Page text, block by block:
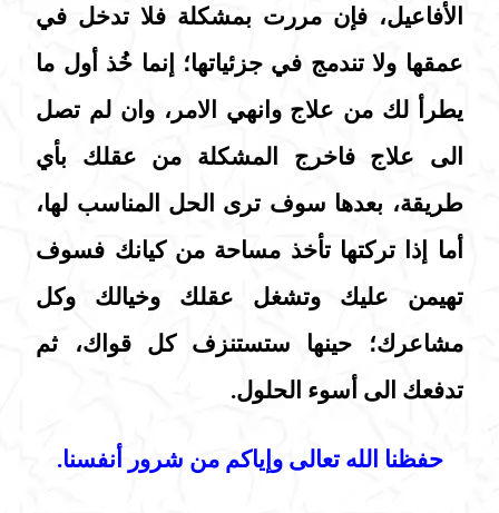
الأفاعيل، فإن مررت بمشكلة فلا تدخل في
عمقها ولا تندمج في جزئياتها؛ إنما خُذ أول ما
يطرأ لك من علاج وانهي الامر، وان لم تصل
الى علاج فاخرج المشكلة من عقلك بأي
طريقة، بعدها سوف ترى الحل المناسب لها،
أما إذا تركتها تأخذ مساحة من كيانك فسوف
تهيمن عليك وتشغل عقلك وخيالك وكل
مشاعرك؛ حينها ستستنزف كل قواك، ثم
تدفعك الى أسوء الحلول.
حفظنا الله تعالى وإياكم من شرور أنفسنا.